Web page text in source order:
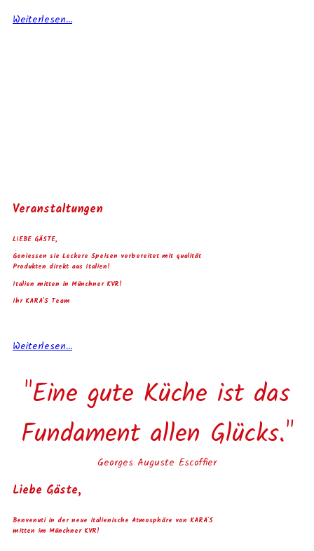
Weiterlesen...
Veranstaltungen
LIEBE GÄSTE,
Geniessen sie Leckere Speisen vorbereitet mit qualität
Produkten direkt aus Italien!
Italien mitten in Münchner KVR!
Ihr KARA`S Team
Weiterlesen...
"Eine gute Küche ist das
Fundament allen Glücks."
Georges Auguste Escoffier
Liebe Gäste,
Benvenuti in der neue italienische Atmosphäre von KARA`S
mitten im Münchner KVR!